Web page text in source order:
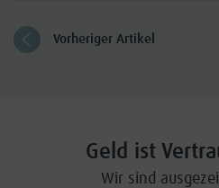
Vorheriger Artikel
Geld ist
Wir sind